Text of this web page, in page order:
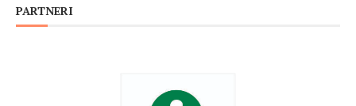
PARTNERI